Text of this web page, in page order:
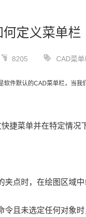
定义菜单栏
8205 CAD菜单
软件默认的CAD菜单栏，当我
捷菜单并在特定情况
点时，在绘图区域中
且未选定任何对象时